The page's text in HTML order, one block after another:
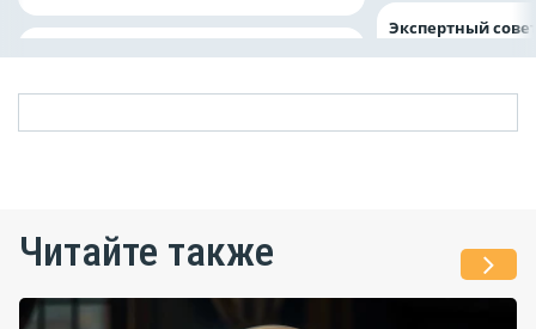
Экспертный
Читайте также